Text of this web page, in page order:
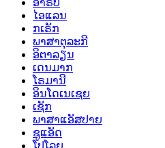
ອາຣັບ
ໄອແລນ
ກເຣັກ
ພາສາຕຸລະກີ
ອິຕາລຽນ
ເດນມາກ
ໂຣມານີ
ອິນໂດເນເຊຍ
ເຊັກ
ພາສາແອັສປາຍ
ຊູແອັດ